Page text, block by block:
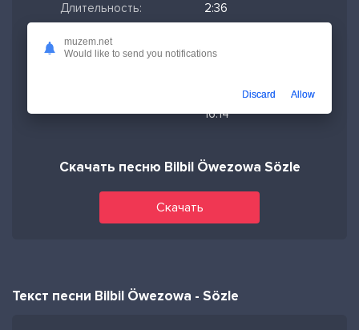
Длительность:
2:36
Качество mp3:
320 кбит/с,
15-03-2026,
16:14
Скачать песню Bilbil Öwezowa Sözle
Скачать
Текст песни Bilbil Öwezowa - Sözle
muzem.net
Would like to send you notifications
Discard Allow